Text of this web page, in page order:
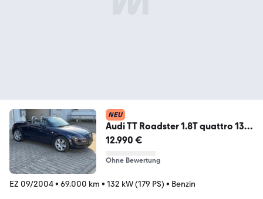
NEU
Audi TT Roadster 1.8T quattro 132
kW | S-line
12.990 €
Ohne Bewertung
EZ 09/2004• 69.000 km • 132 kW (179 PS) • Benzin